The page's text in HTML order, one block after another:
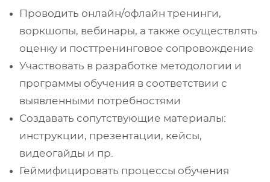
Проводить онлайн/офлайн тренинги,
воркшопы, вебинары, а также осуществлять
оценку и посттренинговое сопровождение
Участвовать в разработке методологии и
программы обучения в соответствии с
выявленными потребностями
Создавать сопутствующие материалы:
инструкции, презентации, кейсы,
видеогайды и пр.
Геймифицировать процессы обучения